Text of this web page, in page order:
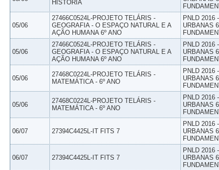
HISTÓRIA
05/06
27466C0524L-PROJETO TELÁRIS -
GEOGRAFIA - O ESPAÇO NATURAL E A
AÇÃO HUMANA 6º ANO
PNLD 2016
URBANAS
05/06
27466C0524L-PROJETO TELÁRIS -
GEOGRAFIA - O ESPAÇO NATURAL E A
AÇÃO HUMANA 6º ANO
PNLD 2016
URBANAS
05/06
27468C0224L-PROJETO TELÁRIS -
MATEMÁTICA - 6º ANO
PNLD 2016
URBANAS
05/06
27468C0224L-PROJETO TELÁRIS -
MATEMÁTICA - 6º ANO
PNLD 2016
URBANAS
06/07 27394C4425L-IT FITS 7
PNLD 2016
URBANAS
06/07 27394C4425L-IT FITS 7
PNLD 2016
URBANAS